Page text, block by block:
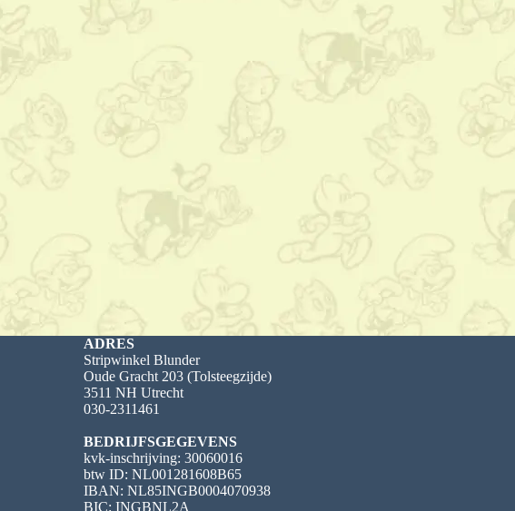
ADRES
Stripwinkel Blunder
Oude Gracht 203 (Tolsteegzijde)
3511 NH Utrecht
030-2311461
BEDRIJFSGEGEVENS
kvk-inschrijving: 30060016
btw ID: NL001281608B65
IBAN: NL85INGB0004070938
BIC: INGBNL2A